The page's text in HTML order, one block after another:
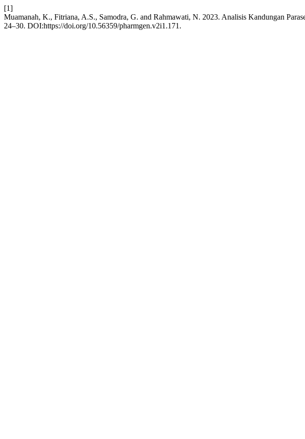
[1]
Muamanah, K., Fitriana, A.S., Samodra, G. and Rahmawati, N. 2023. Analisis Kandungan
24–30. DOI:https://doi.org/10.56359/pharmgen.v2i1.171.